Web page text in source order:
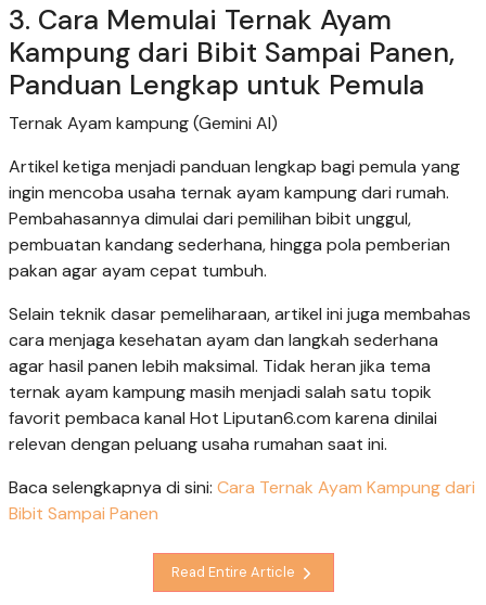
3. Cara Memulai Ternak Ayam
Kampung dari Bibit Sampai Panen,
Panduan Lengkap untuk Pemula
Ternak Ayam kampung (Gemini AI)
Artikel ketiga menjadi panduan lengkap bagi pemula yang
ingin mencoba usaha ternak ayam kampung dari rumah.
Pembahasannya dimulai dari pemilihan bibit unggul,
pembuatan kandang sederhana, hingga pola pemberian
pakan agar ayam cepat tumbuh.
Selain teknik dasar pemeliharaan, artikel ini juga membahas
cara menjaga kesehatan ayam dan langkah sederhana
agar hasil panen lebih maksimal. Tidak heran jika tema
ternak ayam kampung masih menjadi salah satu topik
favorit pembaca kanal Hot Liputan6.com karena dinilai
relevan dengan peluang usaha rumahan saat ini.
Baca selengkapnya di sini: Cara Ternak Ayam Kampung dari
Bibit Sampai Panen
Read Entire Article